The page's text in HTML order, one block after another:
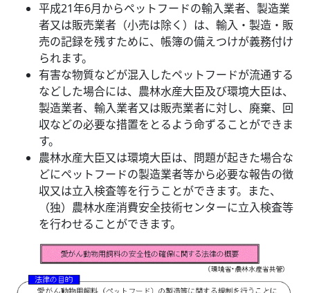
平成21年6月からペットフードの輸入業者、製造業
者又は販売業者（小売は除く）は、輸入・製造・販
売の記録を残すために、帳簿の備えつけが義務付け
られます。
有害な物質などが混入したペットフードが流通する
などした場合には、農林水産大臣及び環境大臣は、
製造業者、輸入業者又は販売業者に対し、廃棄、回
収などの必要な措置をとるよう命ずることができま
す。
農林水産大臣又は環境大臣は、問題が起きた場合な
どにペットフードの製造業者等から必要な報告の徴
収又は立入検査等を行うことができます。また、
（独）農林水産消費安全技術センターに立入検査等
を行わせることができます。